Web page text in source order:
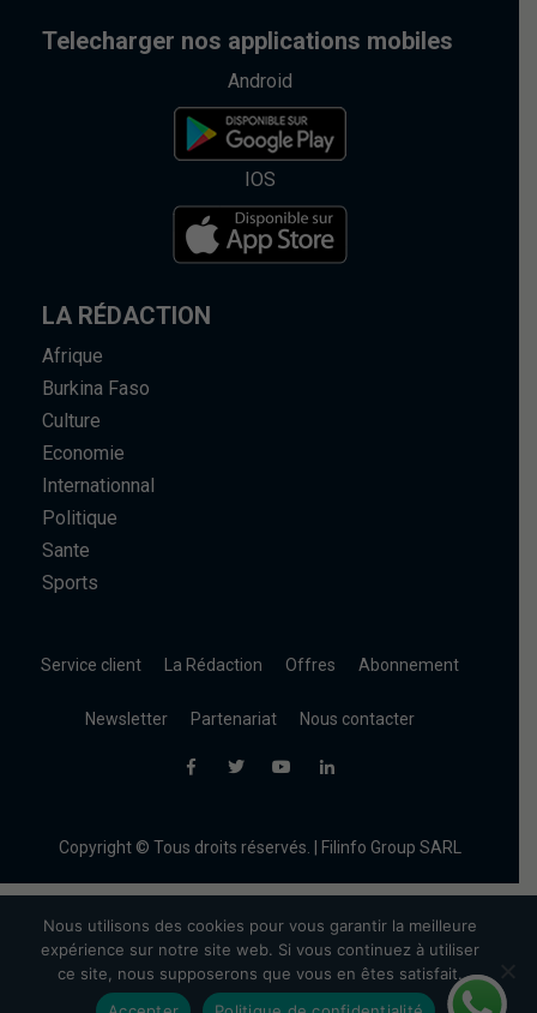
Telecharger nos applications mobiles
Android
IOS
LA RÉDACTION
Afrique
Burkina Faso
Culture
Economie
Internationnal
Politique
Sante
Sports
Service client La Rédaction Offres Abonnement
Newsletter Partenariat Nous contacter
Copyright © Tous droits réservés. | Filinfo Group SARL
Nous utilisons des cookies pour vous garantir la meilleure
expérience sur notre site web. Si vous continuez à utiliser
ce site, nous supposerons que vous en êtes satisfait.